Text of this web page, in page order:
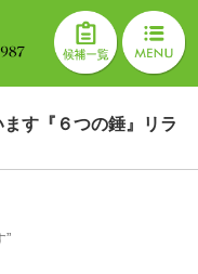
す『６つの錘』リラ
”